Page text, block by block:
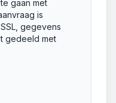
gaan met
is
gegevens
gedeeld met